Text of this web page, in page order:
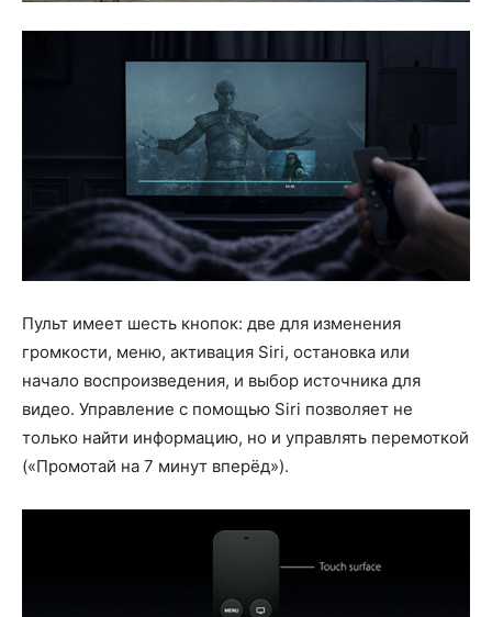
Пульт имеет шесть кнопок: две для изменения
громкости, меню, активация Siri, остановка или
начало воспроизведения, и выбор источника для
видео. Управление с помощью Siri позволяет не
только найти информацию, но и управлять перемоткой
(«Промотай на 7 минут вперёд»).